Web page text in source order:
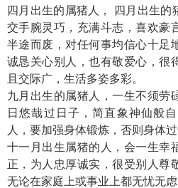
四月出生的属猪人， 四月出生的
交手腕灵巧，充满斗志，喜欢豪
半途而废，对任何事均信心十足
诚恳关心别人，也有敬爱心，很
且交际广，生活多姿多彩。
九月出生的属猪人，一生不须劳
日悠哉过日子，简直象神仙般
人，要加强身体锻炼，否则身体
十一月出生属猪的人，会一生幸
正，为人忠厚诚实，很受别人尊
无论在家庭上或事业上都无忧无虑